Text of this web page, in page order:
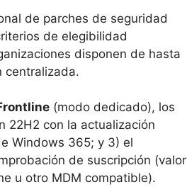
de parches de seguridad
de elegibilidad
disponen de hasta
centralizada.
(modo dedicado), los
22H2 con la actualización
Windows 365; y 3) el
de suscripción (valor
u otro MDM compatible).